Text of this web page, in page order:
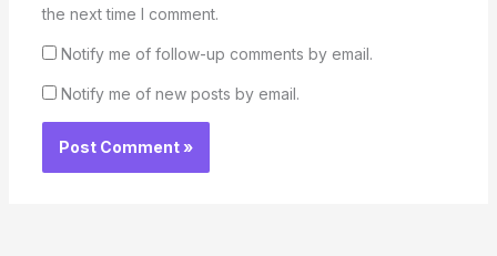
the next time I comment.
Notify me of follow-up comments by email.
Notify me of new posts by email.